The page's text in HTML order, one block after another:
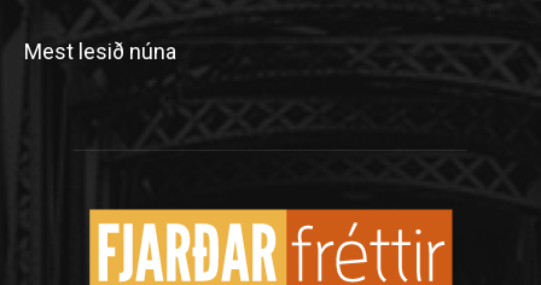
Mest lesið núna